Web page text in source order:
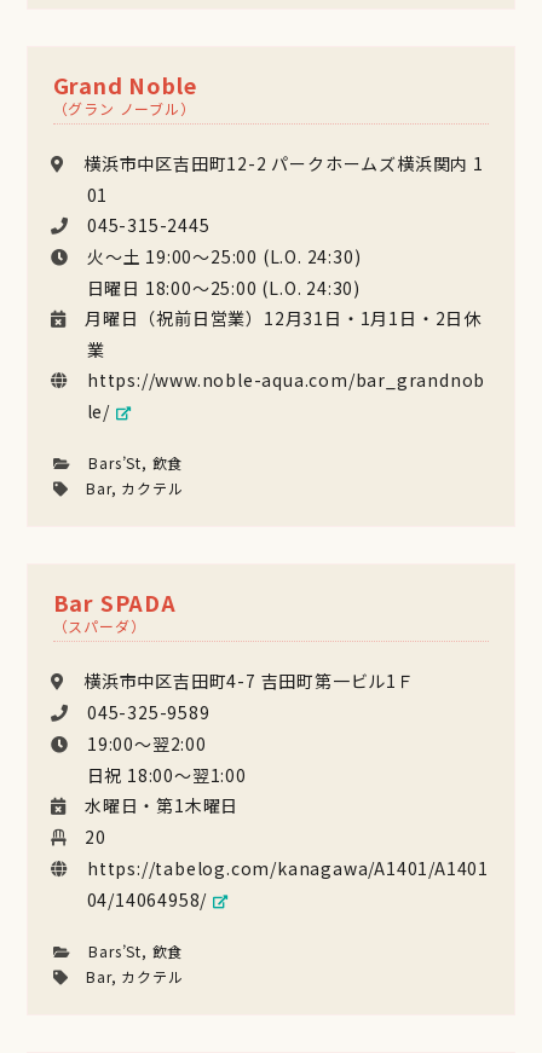
Grand Noble
（グラン ノーブル）
横浜市中区吉田町12-2 パークホームズ横浜関内 1
01
045-315-2445
火〜土 19:00〜25:00 (L.O. 24:30)
日曜日 18:00〜25:00 (L.O. 24:30)
月曜日（祝前日営業）12月31日・1月1日・2日休
業
https://www.noble-aqua.com/bar_grandnob
le/
Bars’St, 飲食
Bar, カクテル
Bar SPADA
（スパーダ）
横浜市中区吉田町4-7 吉田町第一ビル1Ｆ
045-325-9589
19:00〜翌2:00
日祝 18:00〜翌1:00
水曜日・第1木曜日
20
https://tabelog.com/kanagawa/A1401/A1401
04/14064958/
Bars’St, 飲食
Bar, カクテル